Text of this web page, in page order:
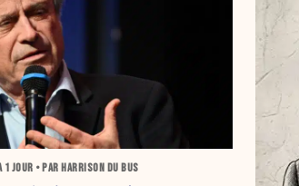
1 JOUR • PAR HARRISON DU BUS